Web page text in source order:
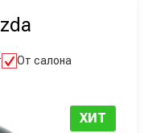
От салона
ХИТ